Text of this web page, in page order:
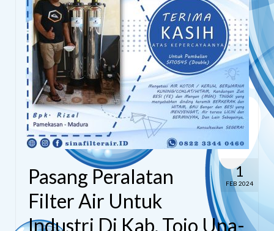
1
FEB 2024
Pasang Peralatan
Filter Air Untuk
Industri Di Kab. Tojo Una-